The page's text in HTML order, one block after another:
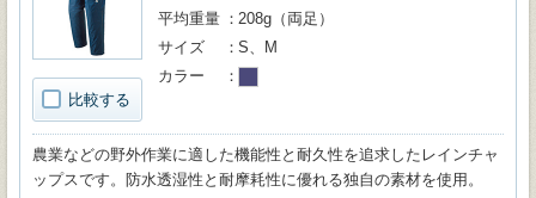
比較する
平均重量
208g（両足）
サイズ
S、M
カラー
農業などの野外作業に適した機能性と耐久性を追求したレインチャ
ップスです。防水透湿性と耐摩耗性に優れる独自の素材を使用。